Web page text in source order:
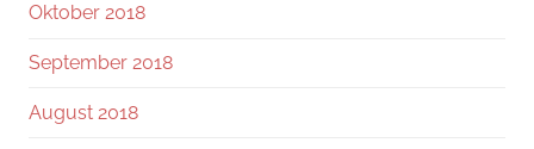
Oktober 2018
September 2018
August 2018